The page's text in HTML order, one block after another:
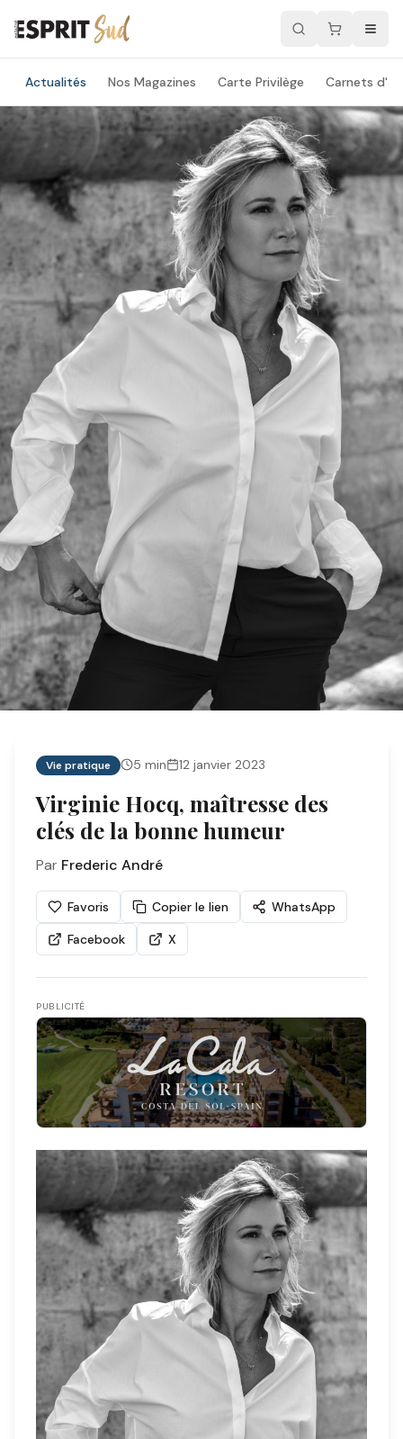
Actualités Nos Magazines Carte Privilège Carnets
Vie pratique 5 min 12 janvier 2023
Virginie Hocq, maîtresse des
clés de la bonne humeur
Par Frederic André
Favoris Copier le lien
WhatsApp
Facebook
X
PUBLICITÉ